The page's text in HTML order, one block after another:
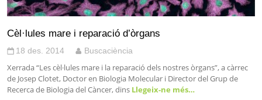
Cèl·lules mare i reparació d’òrgans
18 des. 2014 Buscaciència
Xerrada “Les cèl·lules mare i la reparació dels nostres òrgans”, a càrrec
de Josep Clotet, Doctor en Biologia Molecular i Director del Grup de
Recerca de Biologia del Càncer, dins Llegeix-ne més…